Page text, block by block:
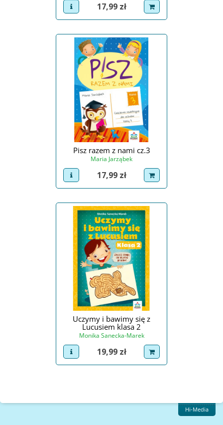
view product
Cena
17,99 zł dodaj do koszyka
Pisz razem z nami cz.3
Maria Jarząbek
view product
Cena
17,99 zł dodaj do koszyka
Uczymy i bawimy się z
Lucusiem klasa 2
Monika Sanecka-Marek
view product
Cena
19,99 zł dodaj do koszyka
Hi-Media